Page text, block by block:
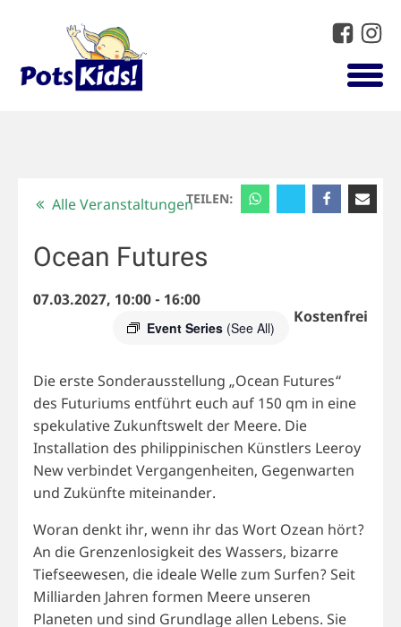
TEILEN:
Alle Veranstaltungen
Ocean Futures
07.03.2027, 10:00- 16:00
Event Series (See All)
Kostenfrei
Die erste Sonderausstellung „Ocean Futures“
des Futuriums entführt euch auf 150 qm in eine
spekulative Zukunftswelt der Meere. Die
Installation des philippinischen Künstlers Leeroy
New verbindet Vergangenheiten, Gegenwarten
und Zukünfte miteinander.
Woran denkt ihr, wenn ihr das Wort Ozean hört?
An die Grenzenlosigkeit des Wassers, bizarre
Tiefseewesen, die ideale Welle zum Surfen? Seit
Milliarden Jahren formen Meere unseren
Planeten und sind Grundlage allen Lebens. Sie